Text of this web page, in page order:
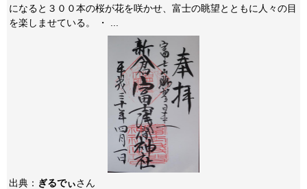
になると３００本の桜が花を咲かせ、富士の眺望とともに人々の目
を楽しませている。 ・ ...
出典： ぎるでぃさん